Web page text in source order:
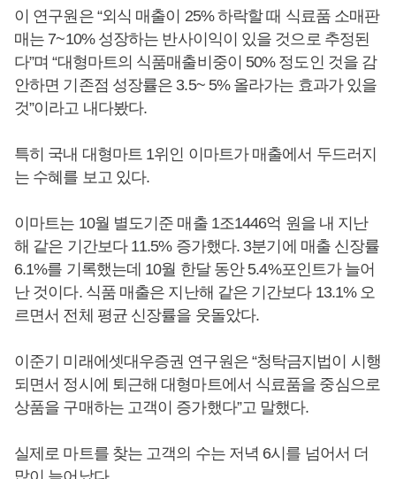
이 연구원은 “외식 매출이 25% 하락할 때 식료품 소매판
매는 7~10% 성장하는 반사이익이 있을 것으로 추정된
다”며 “대형마트의 식품매출비중이 50% 정도인 것을 감
안하면 기존점 성장률은 3.5~ 5% 올라가는 효과가 있을
것”이라고 내다봤다.
특히 국내 대형마트 1위인 이마트가 매출에서 두드러지
는 수혜를 보고 있다.
이마트는 10월 별도기준 매출 1조1446억 원을 내 지난
해 같은 기간보다 11.5% 증가했다. 3분기에 매출 신장률
6.1%를 기록했는데 10월 한달 동안 5.4%포인트가 늘어
난 것이다. 식품 매출은 지난해 같은 기간보다 13.1% 오
르면서 전체 평균 신장률을 웃돌았다.
이준기 미래에셋대우증권 연구원은 “청탁금지법이 시행
되면서 정시에 퇴근해 대형마트에서 식료품을 중심으로
상품을 구매하는 고객이 증가했다”고 말했다.
실제로 마트를 찾는 고객의 수는 저녁 6시를 넘어서 더